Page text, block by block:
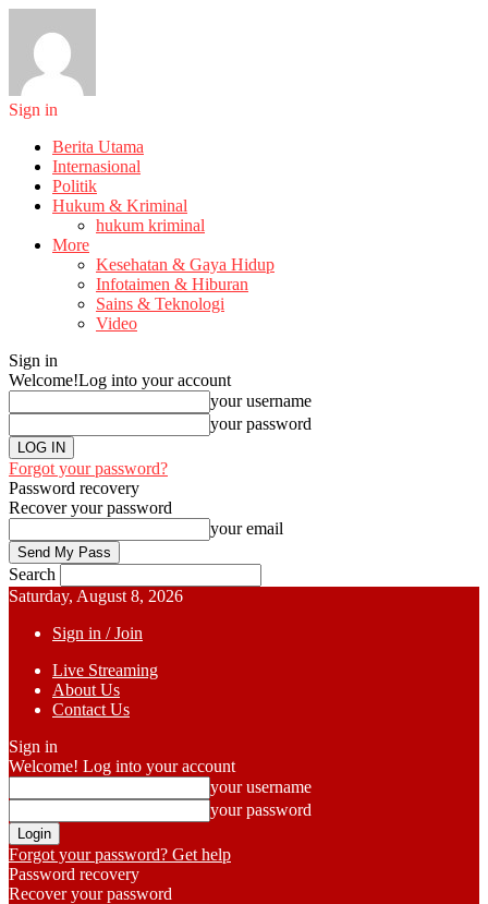
Sign in
Berita Utama
Internasional
Politik
Hukum & Kriminal
hukum kriminal
More
Kesehatan & Gaya Hidup
Infotaimen & Hiburan
Sains & Teknologi
Video
Sign in
Welcome!Log into your account
your username
your password
Forgot your password?
Password recovery
Recover your password
your email
Search
Saturday, August 8, 2026
Sign in / Join
Live Streaming
About Us
Contact Us
Sign in
Welcome! Log into your account
your username
your password
Forgot your password? Get help
Password recovery
Recover your password